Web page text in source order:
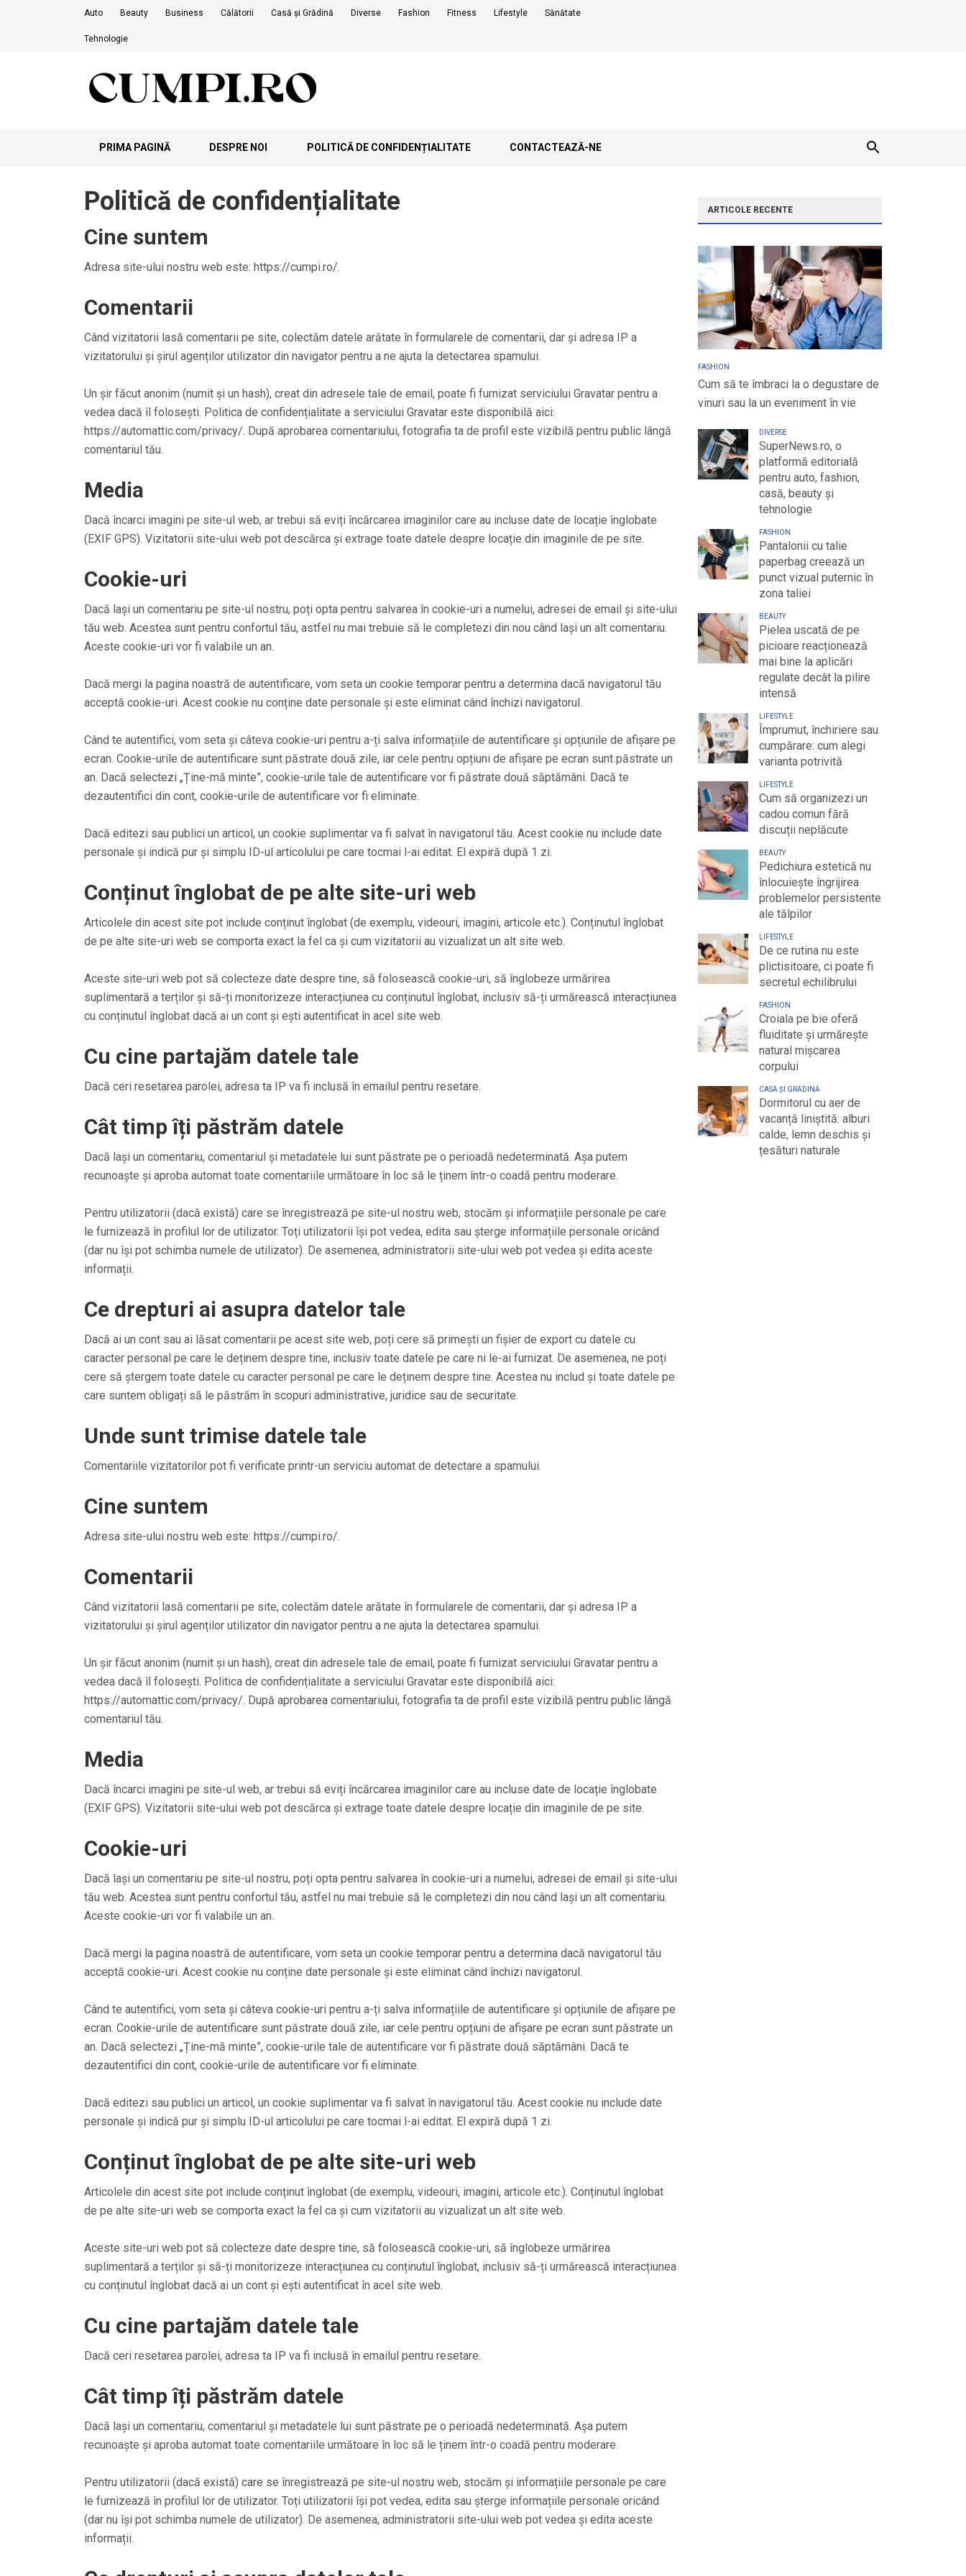
Auto Beauty Business Călătorii Casă și Grădină Diverse Fashion Fitness Lifestyle Sănătate
Tehnologie
PRIMA PAGINĂ DESPRE NOI POLITICĂ DE CONFIDENȚIALITATE CONTACTEAZĂ-NE
Politică de confidențialitate
Cine suntem
Adresa site-ului nostru web este: https://cumpi.ro/.
Comentarii
Când vizitatorii lasă comentarii pe site, colectăm datele arătate în formularele de comentarii, dar și adresa IP a
vizitatorului și șirul agenților utilizator din navigator pentru a ne ajuta la detectarea spamului.
Un șir făcut anonim (numit și un hash), creat din adresele tale de email, poate fi furnizat serviciului Gravatar pentru a
vedea dacă îl folosești. Politica de confidențialitate a serviciului Gravatar este disponibilă aici:
https://automattic.com/privacy/. După aprobarea comentariului, fotografia ta de profil este vizibilă pentru public lângă
comentariul tău.
Media
Dacă încarci imagini pe site-ul web, ar trebui să eviți încărcarea imaginilor care au incluse date de locație înglobate
(EXIF GPS). Vizitatorii site-ului web pot descărca și extrage toate datele despre locație din imaginile de pe site.
Cookie-uri
Dacă lași un comentariu pe site-ul nostru, poți opta pentru salvarea în cookie-uri a numelui, adresei de email și site-ului
tău web. Acestea sunt pentru confortul tău, astfel nu mai trebuie să le completezi din nou când lași un alt comentariu.
Aceste cookie-uri vor fi valabile un an.
Dacă mergi la pagina noastră de autentificare, vom seta un cookie temporar pentru a determina dacă navigatorul tău
acceptă cookie-uri. Acest cookie nu conține date personale și este eliminat când închizi navigatorul.
Când te autentifici, vom seta și câteva cookie-uri pentru a-ți salva informațiile de autentificare și opțiunile de afișare pe
ecran. Cookie-urile de autentificare sunt păstrate două zile, iar cele pentru opțiuni de afișare pe ecran sunt păstrate un
an. Dacă selectezi „Ține-mă minte”, cookie-urile tale de autentificare vor fi păstrate două săptămâni. Dacă te
dezautentifici din cont, cookie-urile de autentificare vor fi eliminate.
Dacă editezi sau publici un articol, un cookie suplimentar va fi salvat în navigatorul tău. Acest cookie nu include date
personale și indică pur și simplu ID-ul articolului pe care tocmai l-ai editat. El expiră după 1 zi.
Conținut înglobat de pe alte site-uri web
Articolele din acest site pot include conținut înglobat (de exemplu, videouri, imagini, articole etc.). Conținutul înglobat
de pe alte site-uri web se comporta exact la fel ca și cum vizitatorii au vizualizat un alt site web.
Aceste site-uri web pot să colecteze date despre tine, să folosească cookie-uri, să înglobeze urmărirea
suplimentară a terților și să-ți monitorizeze interacțiunea cu conținutul înglobat, inclusiv să-ți urmărească interacțiunea
cu conținutul înglobat dacă ai un cont și ești autentificat în acel site web.
Cu cine partajăm datele tale
Dacă ceri resetarea parolei, adresa ta IP va fi inclusă în emailul pentru resetare.
Cât timp îți păstrăm datele
Dacă lași un comentariu, comentariul și metadatele lui sunt păstrate pe o perioadă nedeterminată. Așa putem
recunoaște și aproba automat toate comentariile următoare în loc să le ținem într-o coadă pentru moderare.
Pentru utilizatorii (dacă există) care se înregistrează pe site-ul nostru web, stocăm și informațiile personale pe care
le furnizează în profilul lor de utilizator. Toți utilizatorii își pot vedea, edita sau șterge informațiile personale oricând
(dar nu își pot schimba numele de utilizator). De asemenea, administratorii site-ului web pot vedea și edita aceste
informații.
Ce drepturi ai asupra datelor tale
Dacă ai un cont sau ai lăsat comentarii pe acest site web, poți cere să primești un fișier de export cu datele cu
caracter personal pe care le deținem despre tine, inclusiv toate datele pe care ni le-ai furnizat. De asemenea, ne poți
cere să ștergem toate datele cu caracter personal pe care le deținem despre tine. Acestea nu includ și toate datele pe
care suntem obligați să le păstrăm în scopuri administrative, juridice sau de securitate.
Unde sunt trimise datele tale
Comentariile vizitatorilor pot fi verificate printr-un serviciu automat de detectare a spamului.
Cine suntem
Adresa site-ului nostru web este: https://cumpi.ro/.
Comentarii
Când vizitatorii lasă comentarii pe site, colectăm datele arătate în formularele de comentarii, dar și adresa IP a
vizitatorului și șirul agenților utilizator din navigator pentru a ne ajuta la detectarea spamului.
Un șir făcut anonim (numit și un hash), creat din adresele tale de email, poate fi furnizat serviciului Gravatar pentru a
vedea dacă îl folosești. Politica de confidențialitate a serviciului Gravatar este disponibilă aici:
https://automattic.com/privacy/. După aprobarea comentariului, fotografia ta de profil este vizibilă pentru public lângă
comentariul tău.
Media
Dacă încarci imagini pe site-ul web, ar trebui să eviți încărcarea imaginilor care au incluse date de locație înglobate
(EXIF GPS). Vizitatorii site-ului web pot descărca și extrage toate datele despre locație din imaginile de pe site.
Cookie-uri
Dacă lași un comentariu pe site-ul nostru, poți opta pentru salvarea în cookie-uri a numelui, adresei de email și site-ului
tău web. Acestea sunt pentru confortul tău, astfel nu mai trebuie să le completezi din nou când lași un alt comentariu.
Aceste cookie-uri vor fi valabile un an.
Dacă mergi la pagina noastră de autentificare, vom seta un cookie temporar pentru a determina dacă navigatorul tău
acceptă cookie-uri. Acest cookie nu conține date personale și este eliminat când închizi navigatorul.
Când te autentifici, vom seta și câteva cookie-uri pentru a-ți salva informațiile de autentificare și opțiunile de afișare pe
ecran. Cookie-urile de autentificare sunt păstrate două zile, iar cele pentru opțiuni de afișare pe ecran sunt păstrate un
an. Dacă selectezi „Ține-mă minte”, cookie-urile tale de autentificare vor fi păstrate două săptămâni. Dacă te
dezautentifici din cont, cookie-urile de autentificare vor fi eliminate.
Dacă editezi sau publici un articol, un cookie suplimentar va fi salvat în navigatorul tău. Acest cookie nu include date
personale și indică pur și simplu ID-ul articolului pe care tocmai l-ai editat. El expiră după 1 zi.
Conținut înglobat de pe alte site-uri web
Articolele din acest site pot include conținut înglobat (de exemplu, videouri, imagini, articole etc.). Conținutul înglobat
de pe alte site-uri web se comporta exact la fel ca și cum vizitatorii au vizualizat un alt site web.
Aceste site-uri web pot să colecteze date despre tine, să folosească cookie-uri, să înglobeze urmărirea
suplimentară a terților și să-ți monitorizeze interacțiunea cu conținutul înglobat, inclusiv să-ți urmărească interacțiunea
cu conținutul înglobat dacă ai un cont și ești autentificat în acel site web.
Cu cine partajăm datele tale
Dacă ceri resetarea parolei, adresa ta IP va fi inclusă în emailul pentru resetare.
Cât timp îți păstrăm datele
Dacă lași un comentariu, comentariul și metadatele lui sunt păstrate pe o perioadă nedeterminată. Așa putem
recunoaște și aproba automat toate comentariile următoare în loc să le ținem într-o coadă pentru moderare.
Pentru utilizatorii (dacă există) care se înregistrează pe site-ul nostru web, stocăm și informațiile personale pe care
le furnizează în profilul lor de utilizator. Toți utilizatorii își pot vedea, edita sau șterge informațiile personale oricând
(dar nu își pot schimba numele de utilizator). De asemenea, administratorii site-ului web pot vedea și edita aceste
informații.
ARTICOLE RECENTE
FASHION
Cum să te îmbraci la o degustare de
vinuri sau la un eveniment în vie
DIVERSE
SuperNews.ro, o
platformă editorială
pentru auto, fashion,
casă, beauty și
tehnologie
FASHION
Pantalonii cu talie
paperbag creează un
punct vizual puternic în
zona taliei
BEAUTY
Pielea uscată de pe
picioare reacționează
mai bine la aplicări
regulate decât la pilire
intensă
LIFESTYLE
Împrumut, închiriere sau
cumpărare: cum alegi
varianta potrivită
LIFESTYLE
Cum să organizezi un
cadou comun fără
discuții neplăcute
BEAUTY
Pedichiura estetică nu
înlocuiește îngrijirea
problemelor persistente
ale tălpilor
LIFESTYLE
De ce rutina nu este
plictisitoare, ci poate fi
secretul echilibrului
FASHION
Croiala pe bie oferă
fluiditate și urmărește
natural mișcarea
corpului
CASĂ ȘI GRĂDINĂ
Dormitorul cu aer de
vacanță liniștită: alburi
calde, lemn deschis și
țesături naturale